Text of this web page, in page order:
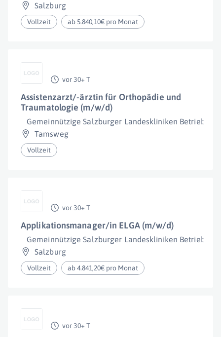
Salzburg
Vollzeit ab 5.840,10€ pro Monat
vor 30+ T
Assistenzarzt/-ärztin für Orthopädie und
Traumatologie (m/w/d)
Gemeinnützige Salzburger Landeskliniken
Tamsweg
Vollzeit
vor 30+ T
Applikationsmanager/in ELGA (m/w/d)
Gemeinnützige Salzburger Landeskliniken
Salzburg
Vollzeit ab 4.841,20€ pro Monat
vor 30+ T